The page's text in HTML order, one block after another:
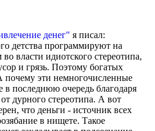
денег" я писал:
детства программируют на
власти идиотского стереотипа,
и грязь. Поэтому богатых
почему эти немногочисленные
в последнюю очередь благодаря
дурного стереотипа. А вот
что деньги - источник всех
в нищете. Такое